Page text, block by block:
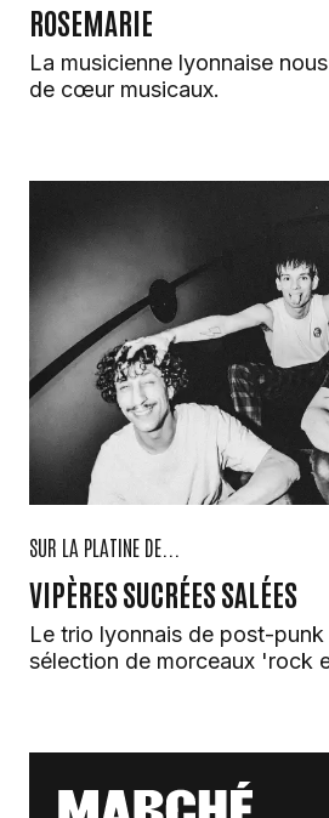
ROSEMARIE
La musicienne lyonnaise
de cœur musicaux.
SUR LA PLATINE DE...
VIPÈRES SUCRÉES SALÉES
Le trio lyonnais de post-punk
sélection de morceaux 'rock